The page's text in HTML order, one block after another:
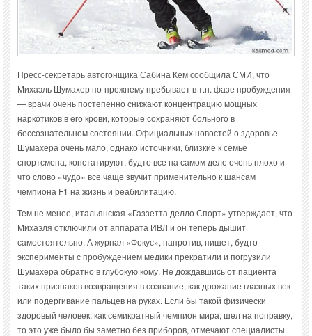
Пресс-секретарь автогонщика Сабина Кем сообщила СМИ, что
Михаэль Шумахер по-прежнему пребывает в т.н. фазе пробуждения
— врачи очень постепенно снижают концентрацию мощных
наркотиков в его крови, которые сохраняют больного в
бессознательном состоянии. Официальных новостей о здоровье
Шумахера очень мало, однако источники, близкие к семье
спортсмена, констатируют, будто все на самом деле очень плохо и
что слово «чудо» все чаще звучит применительно к шансам
чемпиона F1 на жизнь и реабилитацию.
Тем не менее, итальянская «Газзетта делло Спорт» утверждает, что
Михаэля отключили от аппарата ИВЛ и он теперь дышит
самостоятельно. А журнал «Фокус», напротив, пишет, будто
эксперименты с пробуждением медики прекратили и погрузили
Шумахера обратно в глубокую кому. Не дождавшись от пациента
таких признаков возвращения в сознание, как дрожание глазных век
или подергивание пальцев на руках. Если бы такой физически
здоровый человек, как семикратный чемпион мира, шел на поправку,
то это уже было бы заметно без приборов, отмечают специалисты.